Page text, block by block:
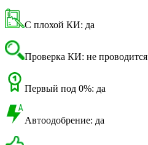
С плохой КИ: да
Проверка КИ: не проводится
Первый под 0%: да
Автоодобрение: да